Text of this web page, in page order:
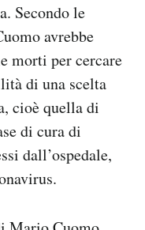
Secondo le
avrebbe
morti per cercare
di una scelta
cioè quella di
di cura di
dall’ospedale,